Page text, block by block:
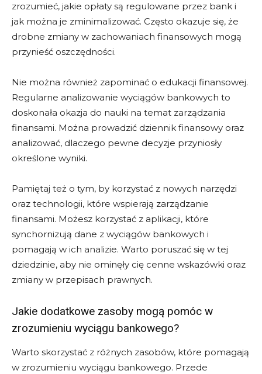
zrozumieć, jakie opłaty są regulowane przez bank i
jak można je zminimalizować. Często okazuje się, że
drobne zmiany w zachowaniach finansowych mogą
przynieść oszczędności.
Nie można również zapominać o edukacji finansowej.
Regularne analizowanie wyciągów bankowych to
doskonała okazja do nauki na temat zarządzania
finansami. Można prowadzić dziennik finansowy oraz
analizować, dlaczego pewne decyzje przyniosły
określone wyniki.
Pamiętaj też o tym, by korzystać z nowych narzędzi
oraz technologii, które wspierają zarządzanie
finansami. Możesz korzystać z aplikacji, które
synchornizują dane z wyciągów bankowych i
pomagają w ich analizie. Warto poruszać się w tej
dziedzinie, aby nie ominęły cię cenne wskazówki oraz
zmiany w przepisach prawnych.
Jakie dodatkowe zasoby mogą pomóc w
zrozumieniu wyciągu bankowego?
Warto skorzystać z różnych zasobów, które pomagają
w zrozumieniu wyciągu bankowego. Przede